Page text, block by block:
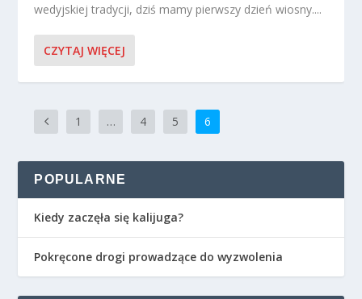
wedyjskiej tradycji, dziś mamy pierwszy dzień wiosny....
CZYTAJ WIĘCEJ
1 … 4 5 6
POPULARNE
Kiedy zaczęła się kalijuga?
Pokręcone drogi prowadzące do wyzwolenia